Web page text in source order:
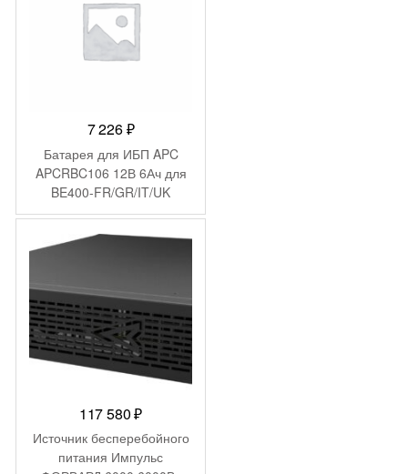
7 226₽
Батарея для ИБП APC
APCRBC106 12В 6Ач для
BE400-FR/GR/IT/UK
117 580₽
Источник бесперебойного
питания Импульс